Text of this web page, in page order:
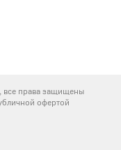
все права защищены
офертой